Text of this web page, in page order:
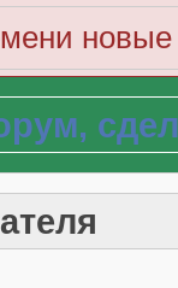
новые